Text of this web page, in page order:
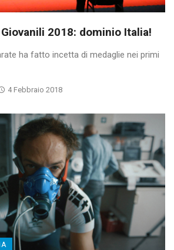
2018: dominio Italia!
ha fatto incetta di medaglie nei primi
4 Febbraio 2018